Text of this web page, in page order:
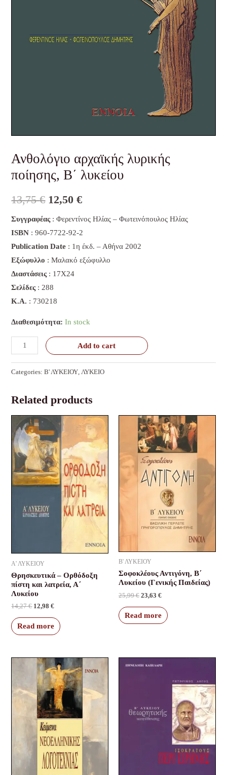
Ανθολόγιο αρχαϊκής λυρικής
ποίησης, Β΄ λυκείου
13,75€ 12,50€
Συγγραφέας: Φερεντίνος Ηλίας – Φωτεινόπουλος Ηλίας
ISBN : 960-7722-92-2
Publication Date : 1η έκδ. – Αθήνα 2002
Εξώφυλλο : Μαλακό εξώφυλλο
Διαστάσεις: 17Χ24
Σελίδες: 288
K.A. : 730218
Διαθεσιμότητα: In stock
Add to cart
Categories:Β' ΛΥΚΕΙΟΥ,ΛΥΚΕΙΟ
Related products
Α' ΛΥΚΕΙΟΥ
Θρησκευτικά – Ορθόδοξη
πίστη και λατρεία, Α΄
Λυκείου
14,27€
Original
price
was:
14,27 €.
12,98€
Current
price
is:
12,98 €.
Read more
Β' ΛΥΚΕΙΟΥ
Σοφοκλέους Αντιγόνη, Β΄
Λυκείου (Γενικής Παιδείας)
25,99€
Original
price
was:
25,99 €.
23,63 €
Current
price
is:
23,63 €.
Read more
Original
price
was:
23,95 €.
Current
price
is:
21,78 €.
10,19 €.